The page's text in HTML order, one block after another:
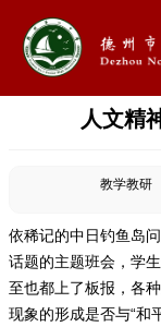
人文精
教学教研
依稀记的中日钓鱼岛
话题的主题班会，学
至也都上了板报，各
现象的形成是否与“和
首页
学校概况
 信息公开
 教学教研